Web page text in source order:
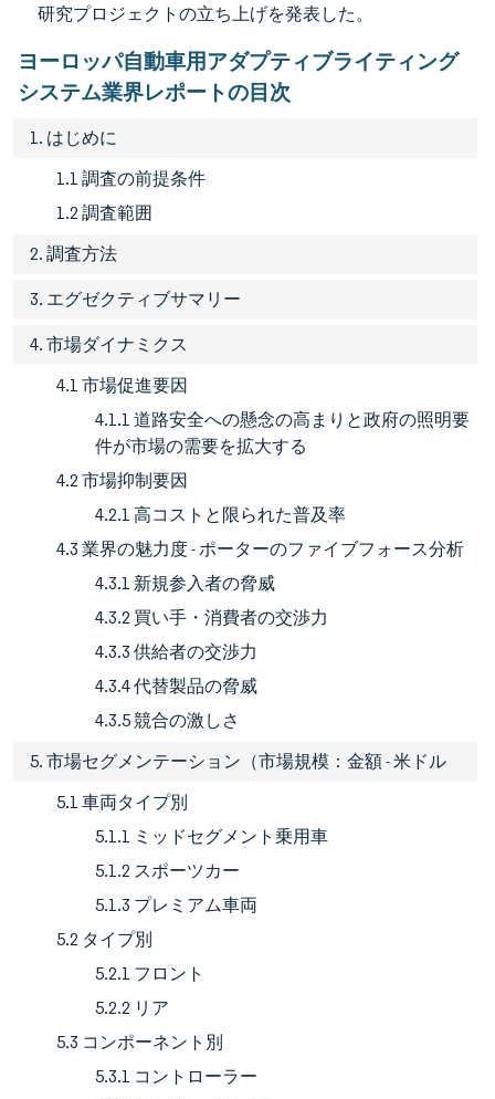
研究プロジェクトの立ち上げを発表した。
ヨーロッパ自動車用アダプティブライティング
システム業界レポートの目次
1. はじめに
1.1 調査の前提条件
1.2 調査範囲
2. 調査方法
3. エグゼクティブサマリー
4. 市場ダイナミクス
4.1 市場促進要因
4.1.1 道路安全への懸念の高まりと政府の照明要
件が市場の需要を拡大する
4.2 市場抑制要因
4.2.1 高コストと限られた普及率
4.3 業界の魅力度 - ポーターのファイブフォース分析
4.3.1 新規参入者の脅威
4.3.2 買い手・消費者の交渉力
4.3.3 供給者の交渉力
4.3.4 代替製品の脅威
4.3.5 競合の激しさ
5. 市場セグメンテーション（市場規模：金額 - 米ドル
5.1 車両タイプ別
5.1.1 ミッドセグメント乗用車
5.1.2 スポーツカー
5.1.3 プレミアム車両
5.2 タイプ別
5.2.1 フロント
5.2.2 リア
5.3 コンポーネント別
5.3.1 コントローラー